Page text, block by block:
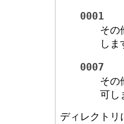
0001
その
しま
0007
その
可し
ディレクト